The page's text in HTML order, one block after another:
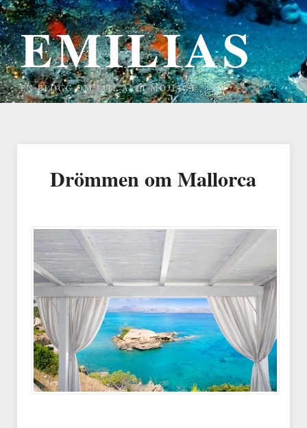
EMILIAS
EN BLOGG OM LITE ALLT MÖJLIGT
Drömmen om Mallorca